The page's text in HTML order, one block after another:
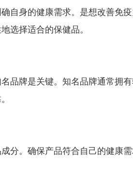
自身的健康需求。是想改善免
选择适合的保健品。
品牌是关键。知名品牌通常拥
分。确保产品符合自己的健康